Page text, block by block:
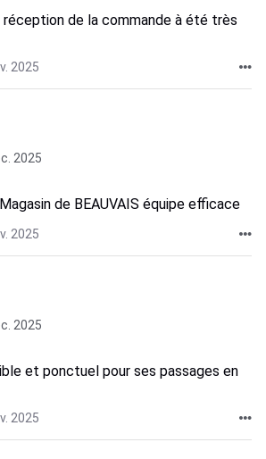
de la commande à été très
2025
2025
de BEAUVAIS équipe efficace
2025
2025
et ponctuel pour ses passages en
2025